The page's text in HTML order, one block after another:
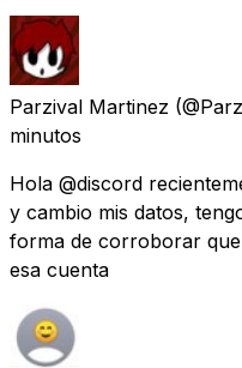
Parzival Martinez
minutos
Hola @discord
y cambio mis datos,
forma de corroborar
esa cuenta